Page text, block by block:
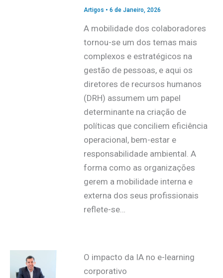
Artigos • 6 de Janeiro, 2026
A mobilidade dos colaboradores
tornou-se um dos temas mais
complexos e estratégicos na
gestão de pessoas, e aqui os
diretores de recursos humanos
(DRH) assumem um papel
determinante na criação de
políticas que conciliem eficiência
operacional, bem-estar e
responsabilidade ambiental. A
forma como as organizações
gerem a mobilidade interna e
externa dos seus profissionais
reflete-se…
O impacto da IA no e-learning
corporativo